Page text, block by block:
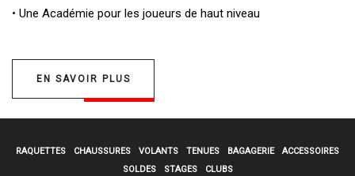
• Une Académie pour les joueurs de haut niveau
EN SAVOIR PLUS
RAQUETTES CHAUSSURES VOLANTS TENUES BAGAGERIE
ACCESSOIRES
SOLDES
STAGES CLUBS